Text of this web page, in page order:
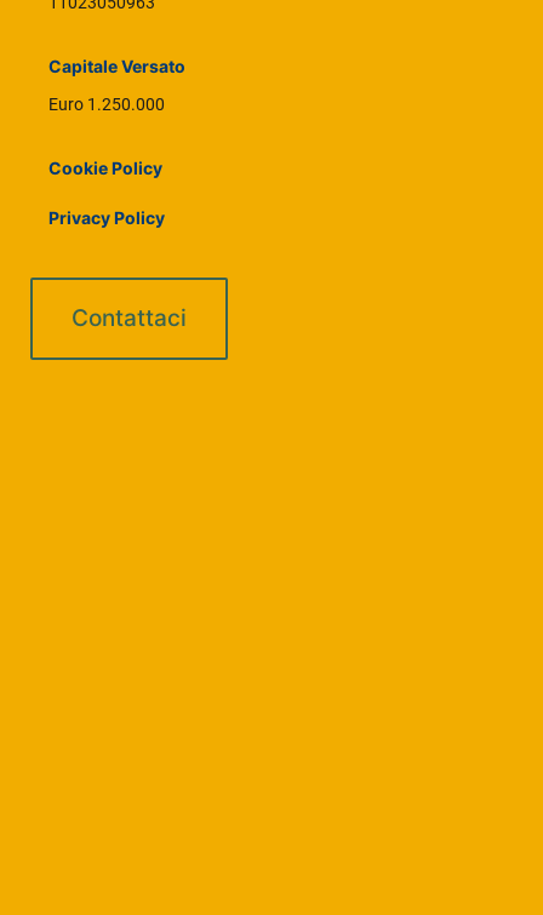
Capitale Versato
Euro 1.250.000
Cookie Policy
Privacy Policy
Contattaci